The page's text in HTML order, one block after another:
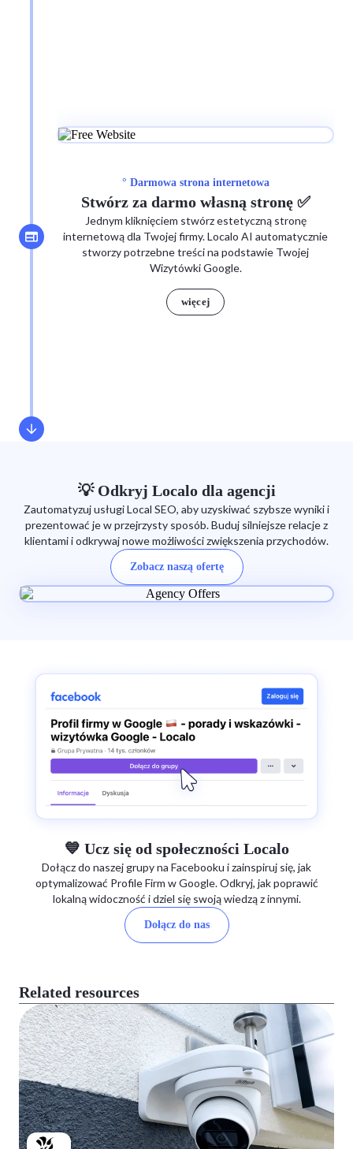
° Darmowa strona internetowa
Stwórz za darmo własną stronę ✅
Jednym kliknięciem stwórz estetyczną stronę
internetową dla Twojej firmy. Localo AI automatycznie
stworzy potrzebne treści na podstawie Twojej
Wizytówki Google.
więcej
💡 Odkryj Localo dla agencji
Zautomatyzuj usługi Local SEO, aby uzyskiwać szybsze wyniki i
prezentować je w przejrzysty sposób. Buduj silniejsze relacje z
klientami i odkrywaj nowe możliwości zwiększenia przychodów.
Zobacz naszą ofertę
💙 Ucz się od społeczności Localo
Dołącz do naszej grupy na Facebooku i zainspiruj się, jak
optymalizować Profile Firm w Google. Odkryj, jak poprawić
lokalną widoczność i dziel się swoją wiedzą z innymi.
Dołącz do nas
Related resources